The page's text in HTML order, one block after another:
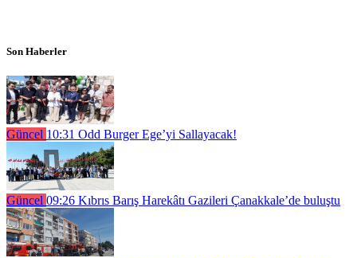
Son Haberler
Güncel 10:31 Odd Burger Ege’yi Sallayacak!
Güncel 09:26 Kıbrıs Barış Harekâtı Gazileri Çanakkale’de buluştu